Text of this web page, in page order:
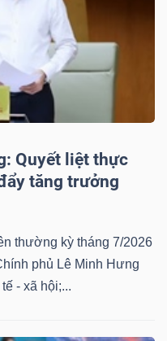
Quyết liệt thực
tăng trưởng
thường kỳ tháng 7/2026
phủ Lê Minh Hưng
- xã hội;...